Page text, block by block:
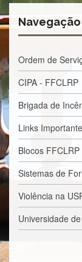
Comissão
Pesquisadores
Oportunidades
Infraestrutura
Notícias
Contato
CULTURA
EXTENSÃO
Apresentação
Ordem de
CIPA - FFCLRP
Brigada de
Links
Blocos FFCLRP
Sistemas de
Violência na
Universidade